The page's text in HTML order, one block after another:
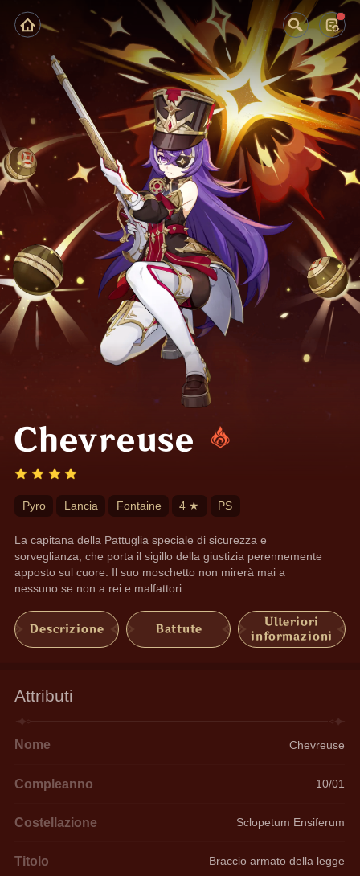
Chevreuse
Pyro Lancia Fontaine 4 ★ PS
La capitana della Pattuglia speciale di sicurezza e
sorveglianza, che porta il sigillo della giustizia perennemente
apposto sul cuore. Il suo moschetto non mirerà mai a
nessuno se non a rei e malfattori.
Descrizione Battute
Ulteriori
informazioni
Attributi
Nome Chevreuse
Compleanno 10/01
Costellazione Sclopetum Ensiferum
Titolo Braccio armato della legge